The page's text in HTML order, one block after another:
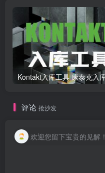
评论 抢沙发
欢迎您留下宝贵的见解！